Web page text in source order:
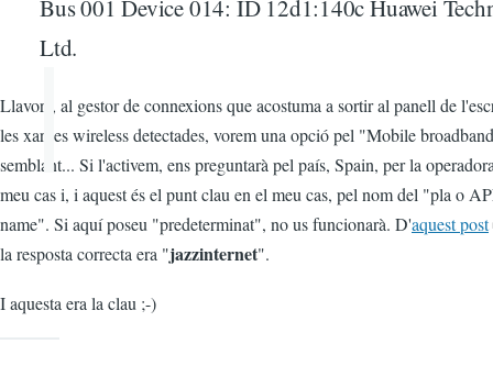
Bus 001 Device 014: ID 12d1:140c Huawei
Ltd.
Llavors, al gestor de connexions que acostuma a sortir al panell de
les xarxes wireless detectades, vorem una opció pel "Mobile
semblant... Si l'activem, ens preguntarà pel país, Spain, per la
meu cas i, i aquest és el punt clau en el meu cas, pel nom del "pla o
name". Si aquí poseu "predeterminat", no us funcionarà. D'aquest post
la resposta correcta era "jazzinternet".
I aquesta era la clau ;-)